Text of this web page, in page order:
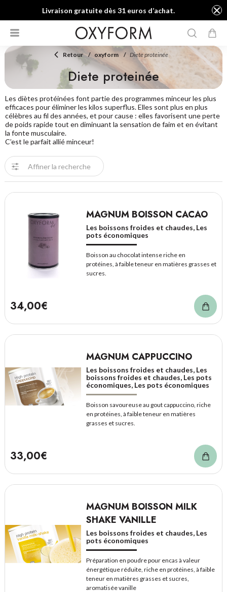
Livraison gratuite dès 31 euros d’achat.
Retour oxyform Diete proteinée
Diete proteinée
Les diètes protéinées font partie des programmes minceur les plus
efficaces pour éliminer les kilos superflus. Elles sont plus en plus
célèbres au fil des années, et pour cause : elles favorisent une perte
de poids rapide tout en diminuant la sensation de faim et en évitant
la fonte musculaire.
C’est le parfait allié minceur!
Affiner la recherche
MAGNUM BOISSON CACAO
Les boissons froides et chaudes, Les
pots économiques
Boisson au chocolat intense riche en
protéines, à faible teneur en matières grasses et
sucres.
34,00€
MAGNUM CAPPUCCINO
Les boissons froides et chaudes, Les
boissons froides et chaudes, Les pots
économiques, Les pots économiques
Boisson savoureuse au gout cappuccino, riche
en protéines, à faible teneur en matières
grasses et sucres.
33,00€
MAGNUM BOISSON MILK
SHAKE VANILLE
Les boissons froides et chaudes, Les
pots économiques
Préparation en poudre pour encas à valeur
énergétique réduite, riche en protéines, à faible
teneur en matières grasses et sucres,
aromatisée vanille